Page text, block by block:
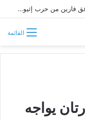
معتمدية اللاجئين في السودان تتحسب لتدفق فارين من حرب إثيوبيا
القائمة
يواجه